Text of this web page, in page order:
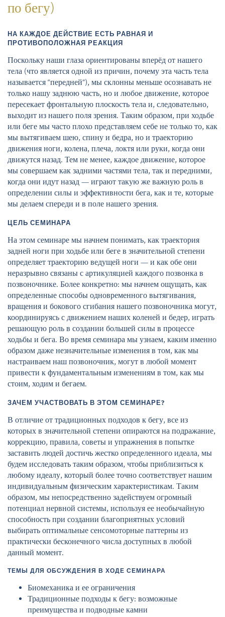
по бегу)
НА КАЖДОЕ ДЕЙСТВИЕ ЕСТЬ РАВНАЯ И
ПРОТИВОПОЛОЖНАЯ РЕАКЦИЯ
Поскольку наши глаза ориентированы вперёд от нашего
тела (что является одной из причин, почему эта часть тела
называется “передней”), мы склонны меньше осознавать не
только нашу заднюю часть, но и любое движение, которое
пересекает фронтальную плоскость тела и, следовательно,
выходит из нашего поля зрения. Таким образом, при ходьбе
или беге мы часто плохо представляем себе не только то, как
мы вытягиваем шею, спину и бедра, но и траекторию
движения ноги, колена, плеча, локтя или руки, когда они
движутся назад. Тем не менее, каждое движение, которое
мы совершаем как задними частями тела, так и передними,
когда они идут назад — играют такую же важную роль в
определении силы и эффективности бега, как и те, которые
мы делаем спереди и в поле нашего зрения.
ЦЕЛЬ СЕМИНАРА
На этом семинаре мы начнем понимать, как траектория
задней ноги при ходьбе или беге в значительной степени
определяет траекторию ведущей ноги — и как обе они
неразрывно связаны с артикуляцией каждого позвонка в
позвоночнике. Более конкретно: мы начнем ощущать, как
определенные способы одновременного вытягивания,
вращения и бокового сгибания нашего позвоночника могут,
координируясь с движением наших коленей и бедер, играть
решающую роль в создании большей силы в процессе
ходьбы и бега. Во время семинара мы узнаем, каким именно
образом даже незначительные изменения в том, как мы
настраиваем наш позвоночник, могут в любой момент
привести к фундаментальным изменениям в том, как мы
стоим, ходим и бегаем.
ЗАЧЕМ УЧАСТВОВАТЬ В ЭТОМ СЕМИНАРЕ?
В отличие от традиционных подходов к бегу, все из
которых в значительной степени опираются на подражание,
коррекцию, правила, советы и упражнения в попытке
заставить людей достичь жестко определенного идеала, мы
будем исследовать таким образом, чтобы приблизиться к
любому идеалу, который более точно соответствует нашим
индивидуальным физическим характеристикам. Таким
образом, мы непосредственно задействуем огромный
потенциал нервной системы, используя ее необычайную
способность при создании благоприятных условий
выбирать оптимальные сенсомоторные паттерны из
практически бесконечного числа доступных в любой
данный момент.
ТЕМЫ ДЛЯ ОБСУЖДЕНИЯ В ХОДЕ СЕМИНАРА
Биомеханика и ее ограничения
Традиционные подходы к бегу: возможные
преимущества и подводные камни